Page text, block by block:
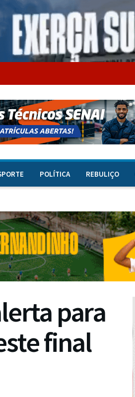
POLÍTICA REBULIÇO
para
final